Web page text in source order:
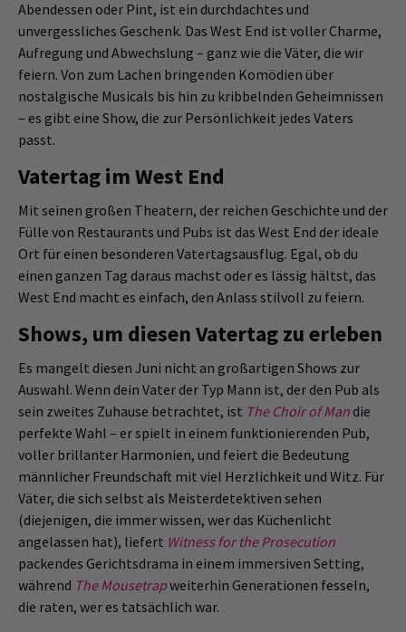
Abendessen oder Pint, ist ein durchdachtes und
unvergessliches Geschenk. Das West End ist voller Charme,
Aufregung und Abwechslung – ganz wie die Väter, die wir
feiern. Von zum Lachen bringenden Komödien über
nostalgische Musicals bis hin zu kribbelnden Geheimnissen
– es gibt eine Show, die zur Persönlichkeit jedes Vaters
passt.
Vatertag im West End
Mit seinen großen Theatern, der reichen Geschichte und der
Fülle von Restaurants und Pubs ist das West End der ideale
Ort für einen besonderen Vatertagsausflug. Egal, ob du
einen ganzen Tag daraus machst oder es lässig hältst, das
West End macht es einfach, den Anlass stilvoll zu feiern.
Shows, um diesen Vatertag zu erleben
Es mangelt diesen Juni nicht an großartigen Shows zur
Auswahl. Wenn dein Vater der Typ Mann ist, der den Pub als
sein zweites Zuhause betrachtet, ist The Choir of Man die
perfekte Wahl – er spielt in einem funktionierenden Pub,
voller brillanter Harmonien, und feiert die Bedeutung
männlicher Freundschaft mit viel Herzlichkeit und Witz. Für
Väter, die sich selbst als Meisterdetektiven sehen
(diejenigen, die immer wissen, wer das Küchenlicht
angelassen hat), liefert Witness for the Prosecution
packendes Gerichtsdrama in einem immersiven Setting,
während The Mousetrapweiterhin Generationen fesseln,
die raten, wer es tatsächlich war.